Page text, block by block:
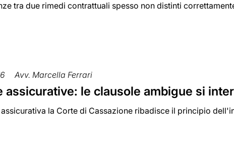
tra due rimedi contrattuali spesso non distinti
Avv. Marcella Ferrari
assicurative: le clausole ambigue si
assicurativa la Corte di Cassazione ribadisce il principio